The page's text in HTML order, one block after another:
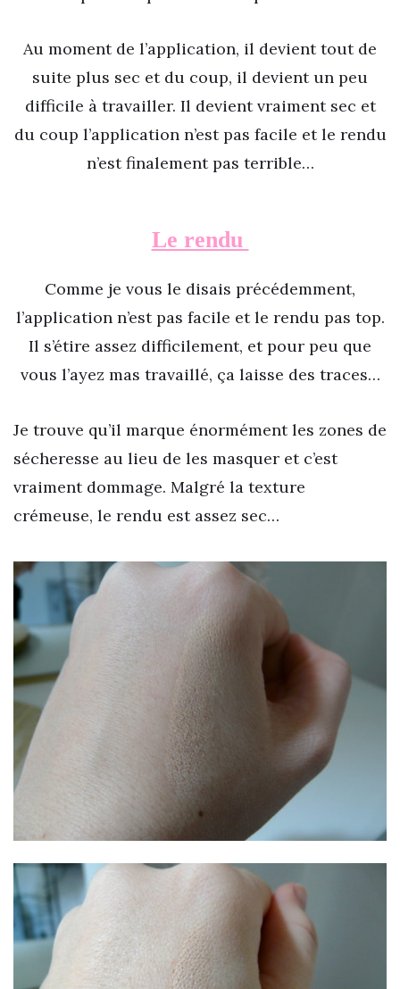
Au moment de l’application, il devient tout de
suite plus sec et du coup, il devient un peu
difficile à travailler. Il devient vraiment sec et
du coup l’application n’est pas facile et le rendu
n’est finalement pas terrible…
Le rendu
Comme je vous le disais précédemment,
l’application n’est pas facile et le rendu pas top.
Il s’étire assez difficilement, et pour peu que
vous l’ayez mas travaillé, ça laisse des traces…
Je trouve qu’il marque énormément les zones de
sécheresse au lieu de les masquer et c’est
vraiment dommage. Malgré la texture
crémeuse, le rendu est assez sec…